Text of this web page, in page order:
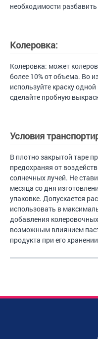
необходимости
Колеровка:
Колеровка: может
более 10% от объема. Во
используйте краску
сделайте пробную
Условия
В плотно закрытой таре
предохраняя от
солнечных лучей. Не
месяца со дня
упаковке. Допускается
использовать в
добавления
возможным влиянием
продукта при его